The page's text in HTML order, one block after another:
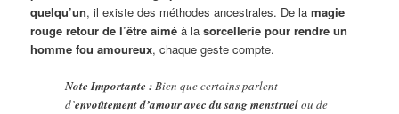
quelqu’un, il existe des méthodes ancestrales. De lamagie
rouge retour de l’être aimé à lasorcellerie pour rendre un
homme fou amoureux, chaque geste compte.
Note Importante :Bien que certains parlent
d’envoûtement d’amour avec du sang menstruelou de